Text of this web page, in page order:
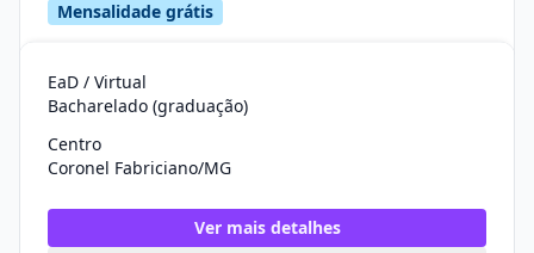
Mensalidade grátis
EaD / Virtual
Bacharelado (graduação)
Centro
Coronel Fabriciano/MG
Ver mais detalhes